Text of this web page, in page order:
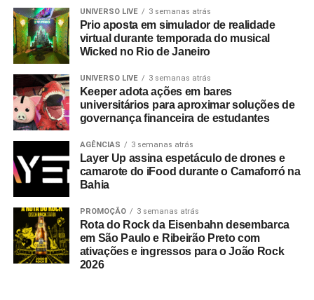
UNIVERSO LIVE 3 semanas atrás
Prio aposta em simulador de realidade
virtual durante temporada do musical
Wicked no Rio de Janeiro
UNIVERSO LIVE 3 semanas atrás
Keeper adota ações em bares
universitários para aproximar soluções de
governança financeira de estudantes
AGÊNCIAS 3 semanas atrás
Layer Up assina espetáculo de drones e
camarote do iFood durante o Camaforró na
Bahia
PROMOÇÃO 3 semanas atrás
Rota do Rock da Eisenbahn desembarca
em São Paulo e Ribeirão Preto com
ativações e ingressos para o João Rock
2026